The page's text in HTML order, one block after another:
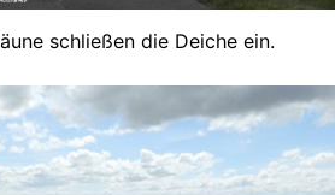
schließen die Deiche ein.